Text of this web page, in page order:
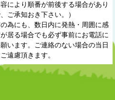
容により順番が前後する場合があり
ご承知おき下さい。）
為にも、数日内に発熱・周囲に感
居る場合でも必ず事前にお電話に
います。ご連絡のない場合の当日
遠慮頂きます。